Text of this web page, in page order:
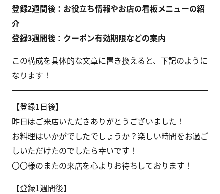
登録2週間後：お役立ち情報やお店の看板メニューの紹
介
登録3週間後：クーポン有効期限などの案内
この構成を具体的な文章に置き換えると、下記のように
なります！
【登録1日後】
昨日はご来店いただきありがとうございました！
お料理はいかがでしたでしょうか？楽しい時間をお過ご
しいただけたのでしたら幸いです！
〇〇様のまたの来店を心よりお待ちしております！
【登録1週間後】